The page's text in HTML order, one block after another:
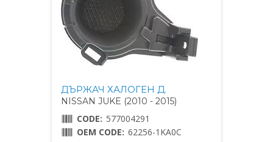
ДЪРЖАЧ ХАЛОГЕН Д.
NISSAN JUKE (2010 - 2015)
CODE: 577004291
OEM CODE: 62256-1KA0C